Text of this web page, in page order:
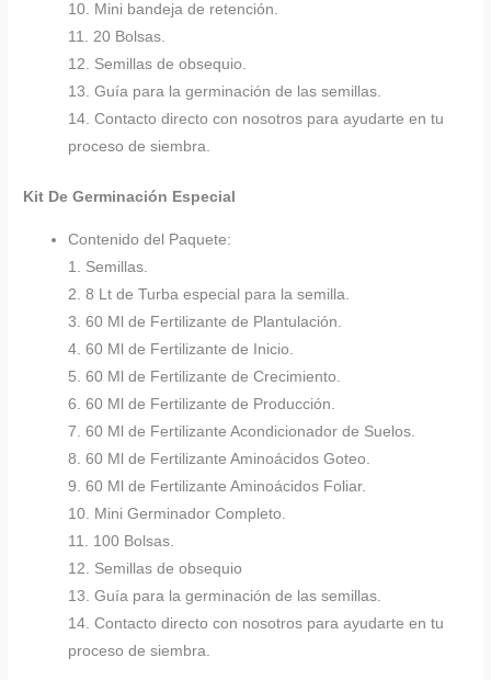
10. Mini bandeja de retención.
11. 20 Bolsas.
12. Semillas de obsequio.
13. Guía para la germinación de las semillas.
14. Contacto directo con nosotros para ayudarte en tu
proceso de siembra.
Kit De Germinación Especial
Contenido del Paquete:
1. Semillas.
2. 8 Lt de Turba especial para la semilla.
3. 60 Ml de Fertilizante de Plantulación.
4. 60 Ml de Fertilizante de Inicio.
5. 60 Ml de Fertilizante de Crecimiento.
6. 60 Ml de Fertilizante de Producción.
7. 60 Ml de Fertilizante Acondicionador de Suelos.
8. 60 Ml de Fertilizante Aminoácidos Goteo.
9. 60 Ml de Fertilizante Aminoácidos Foliar.
10. Mini Germinador Completo.
11. 100 Bolsas.
12. Semillas de obsequio
13. Guía para la germinación de las semillas.
14. Contacto directo con nosotros para ayudarte en tu
proceso de siembra.